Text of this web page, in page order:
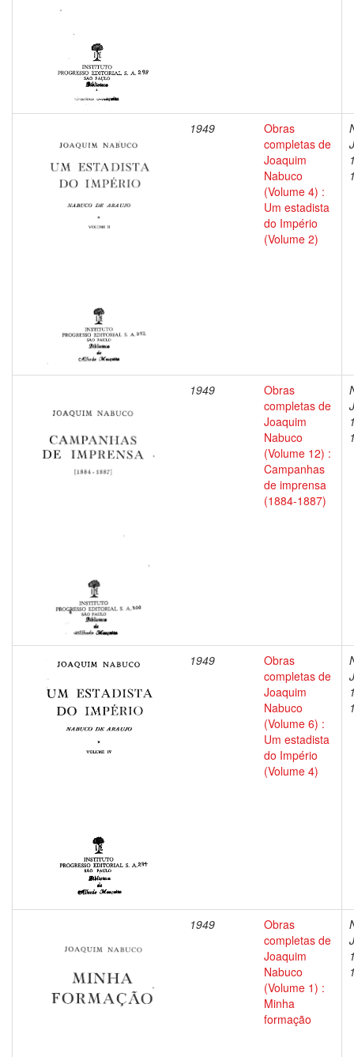
1949
Obras
completas de
Joaquim
Nabuco
(Volume 4) :
Um estadista
do Império
(Volume 2)
1949
Obras
completas de
Joaquim
Nabuco
(Volume 12) :
Campanhas
de imprensa
(1884-1887)
1949
Obras
completas de
Joaquim
Nabuco
(Volume 6) :
Um estadista
do Império
(Volume 4)
1949
Obras
completas de
Joaquim
Nabuco
(Volume 1) :
Minha
formação